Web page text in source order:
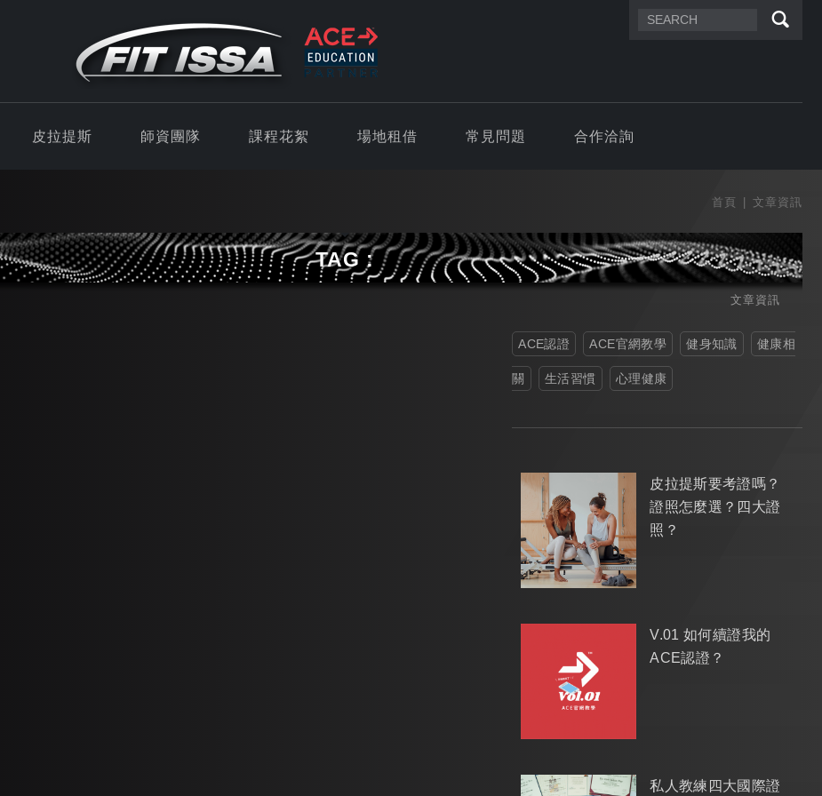
皮拉提斯 師資團隊 課程花絮 場地租借 常見問題 合作洽詢
首頁 文章資訊
TAG :
文章資訊
ACE認證 ACE官網教學 健身知識 健康相
關 生活習慣 心理健康
皮拉提斯要考證嗎？
證照怎麼選？四大證
照？
V.01 如何續證我的
ACE認證？
私人教練四大國際證